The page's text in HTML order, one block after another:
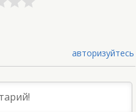
авторизуйтесь